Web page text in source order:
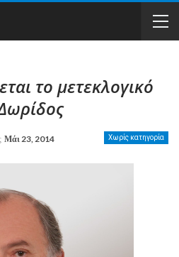
το μετεκλογικό
Χωρίς κατηγορία
Μάι 23, 2014